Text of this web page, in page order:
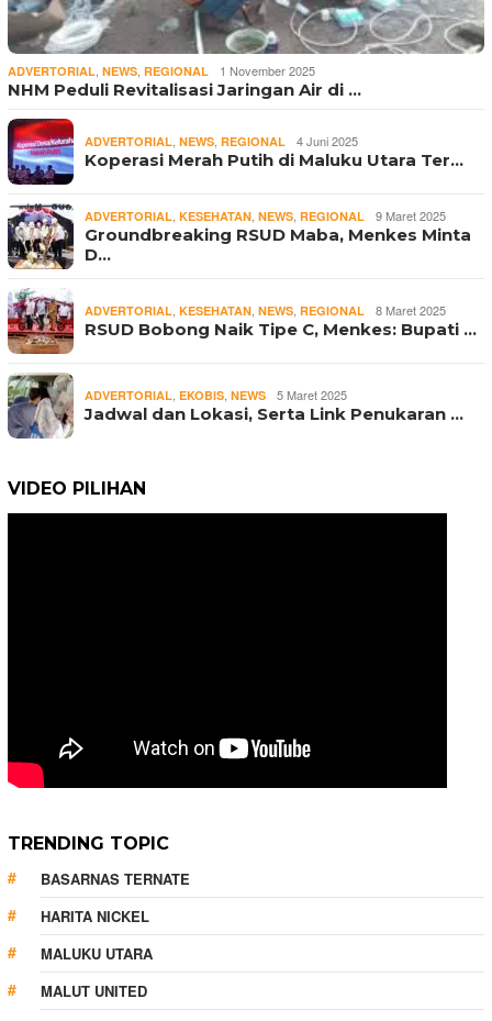
ADVERTORIAL, NEWS, REGIONAL 1 November 2025
NHM Peduli Revitalisasi Jaringan Air di …
ADVERTORIAL, NEWS, REGIONAL 4 Juni 2025
Koperasi Merah Putih di Maluku Utara Ter…
ADVERTORIAL, KESEHATAN, NEWS, REGIONAL 9 Maret 2025
Groundbreaking RSUD Maba, Menkes Minta
D…
ADVERTORIAL, KESEHATAN, NEWS, REGIONAL 8 Maret 2025
RSUD Bobong Naik Tipe C, Menkes: Bupati …
ADVERTORIAL, EKOBIS, NEWS 5 Maret 2025
Jadwal dan Lokasi, Serta Link Penukaran …
VIDEO PILIHAN
TRENDING TOPIC
BASARNAS TERNATE
HARITA NICKEL
MALUKU UTARA
MALUT UNITED